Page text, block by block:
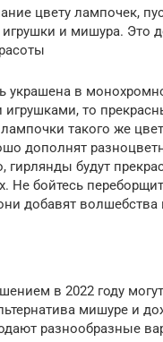
цвету лампочек,
и мишура. Это
украшена в
то
такого же
дополнят
гирлянды будут
Не бойтесь
добавят
в 2022 году
мишуре и
разнообразные